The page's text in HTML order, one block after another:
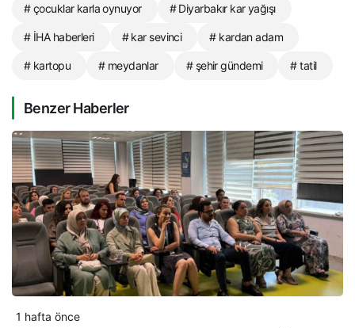
# çocuklar karla oynuyor # Diyarbakır kar yağışı
# İHA haberleri # kar sevinci # kardan adam
# kartopu # meydanlar # şehir gündemi # tatil
Benzer Haberler
1 hafta önce